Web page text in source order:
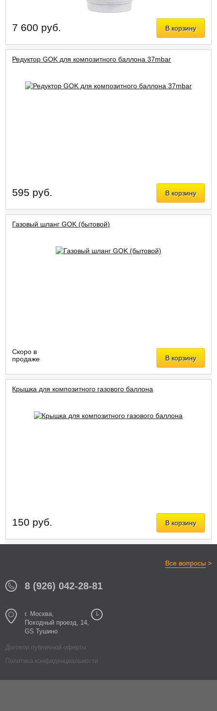
В корзину
7 600 руб.
Редуктор GOK для композитного баллона 37mbar
В корзину
595 руб.
Газовый шланг GOK (бытовой)
В корзину
Скоро в
продаже
Крышка для композитного газового баллона
В корзину
150 руб.
Все вопросы >
8 (926) 042-28-81
г. Москва,
Походный проезд, 14,
GS Тушино
Договор публичной оферты
Политика конфиденциальности